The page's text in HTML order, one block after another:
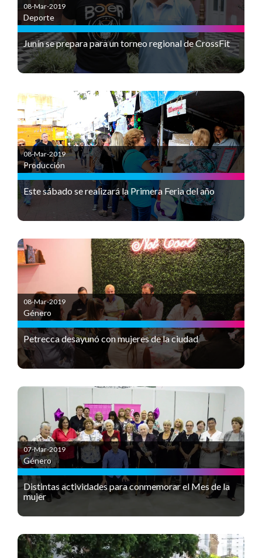
08-Mar-2019
Deporte
Junín se prepara para un torneo regional de CrossFit
08-Mar-2019
Producción
Este sábado se realizará la Primera Feria del año
08-Mar-2019
Género
Petrecca desayunó con mujeres de la ciudad
07-Mar-2019
Género
Distintas actividades para conmemorar el Mes de la
mujer